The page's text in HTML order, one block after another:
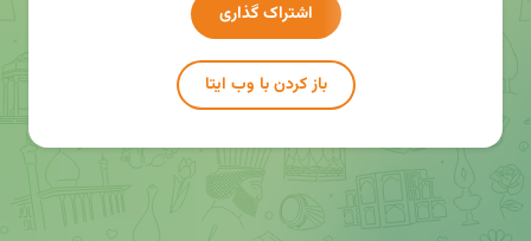
اشتراک گذاری
باز کردن با وب ایتا